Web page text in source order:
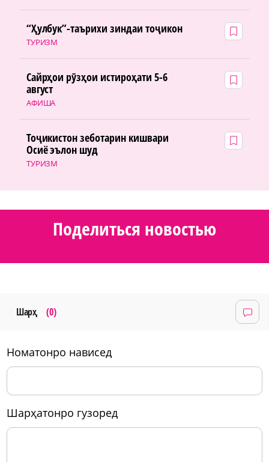
ТУРИЗМ
“Ҳулбук”-таърихи зиндаи тоҷикон
АФИША
Сайрҳои рӯзҳои истироҳати 5-6
август
ТУРИЗМ
Тоҷикистон зеботарин кишвари
Осиё эълон шуд
Поделиться новостью
Шарҳ (0)
номатонро нависед
шарҳатонро гузоред